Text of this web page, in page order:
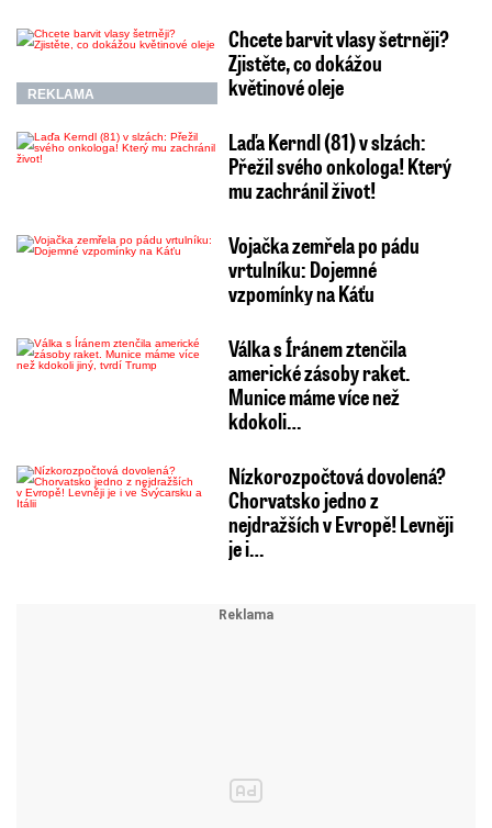
REKLAMA
Chcete barvit vlasy šetrněji?
Zjistěte, co dokážou
květinové oleje
Laďa Kerndl (81) v slzách:
Přežil svého onkologa! Který
mu zachránil život!
Vojačka zemřela po pádu
vrtulníku: Dojemné
vzpomínky na Káťu
Válka s Íránem ztenčila
americké zásoby raket.
Munice máme více než
kdokoli…
Nízkorozpočtová dovolená?
Chorvatsko jedno z
nejdražších v Evropě! Levněji
je i…